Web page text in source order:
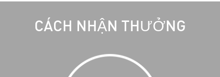
CÁCH NHẬN THƯỞNG